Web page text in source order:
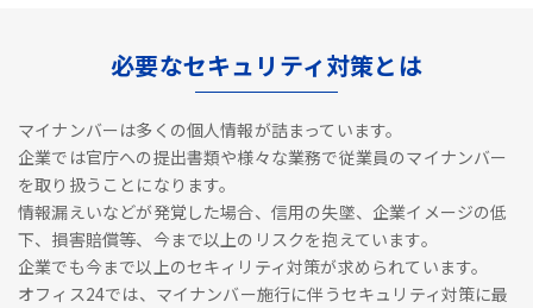
必要なセキュリティ対策とは
マイナンバーは多くの個人情報が詰まっています。
企業では官庁への提出書類や様々な業務で従業員のマイナンバー
を取り扱うことになります。
情報漏えいなどが発覚した場合、信用の失墜、企業イメージの低
下、損害賠償等、今まで以上のリスクを抱えています。
企業でも今まで以上のセキィリティ対策が求められています。
オフィス24では、マイナンバー施行に伴うセキュリティ対策に最